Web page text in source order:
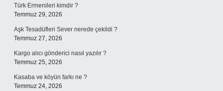
Türk Ermenileri kimdir ?
Temmuz 29, 2026
Aşk Tesadüfleri Sever nerede çekildi ?
Temmuz 27, 2026
Kargo alıcı gönderici nasıl yazılır ?
Temmuz 25, 2026
Kasaba ve köyün farkı ne ?
Temmuz 24, 2026